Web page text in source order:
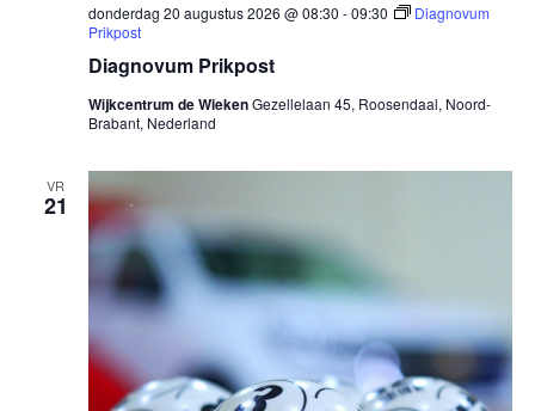
Diagnovum Prikpost
donderdag 20 augustus 2026 @ 08:30 -09:30
Diagnovum
Prikpost
Wijkcentrum de WiekenGezellelaan 45, Roosendaal, Noord-
Brabant, Nederland
VR
21